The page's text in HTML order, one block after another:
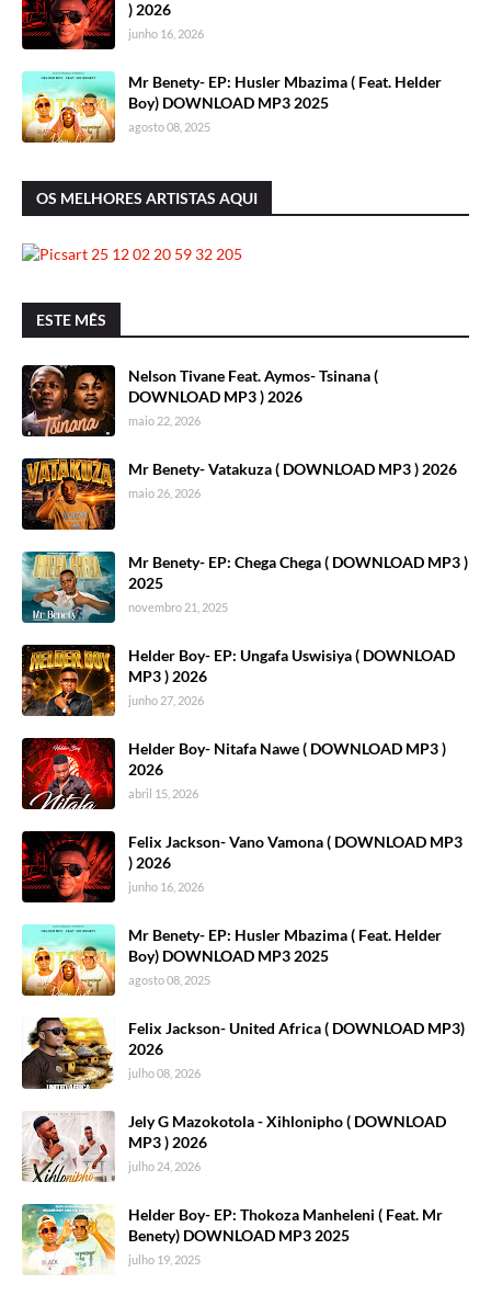
) 2026
junho 16, 2026
Mr Benety- EP: Husler Mbazima ( Feat. Helder
Boy) DOWNLOAD MP3 2025
agosto 08, 2025
OS MELHORES ARTISTAS AQUI
ESTE MÊS
Nelson Tivane Feat. Aymos- Tsinana (
DOWNLOAD MP3 ) 2026
maio 22, 2026
Mr Benety- Vatakuza ( DOWNLOAD MP3 ) 2026
maio 26, 2026
Mr Benety- EP: Chega Chega ( DOWNLOAD MP3 )
2025
novembro 21, 2025
Helder Boy- EP: Ungafa Uswisiya ( DOWNLOAD
MP3 ) 2026
junho 27, 2026
Helder Boy- Nitafa Nawe ( DOWNLOAD MP3 )
2026
abril 15, 2026
Felix Jackson- Vano Vamona ( DOWNLOAD MP3
) 2026
junho 16, 2026
Mr Benety- EP: Husler Mbazima ( Feat. Helder
Boy) DOWNLOAD MP3 2025
agosto 08, 2025
Felix Jackson- United Africa ( DOWNLOAD MP3)
2026
julho 08, 2026
Jely G Mazokotola - Xihlonipho ( DOWNLOAD
MP3 ) 2026
julho 24, 2026
Helder Boy- EP: Thokoza Manheleni ( Feat. Mr
Benety) DOWNLOAD MP3 2025
julho 19, 2025